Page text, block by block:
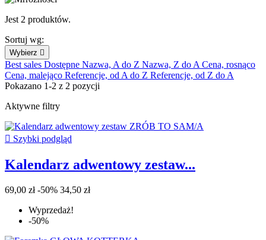
Jest 2 produktów.
Sortuj wg:
Wybierz 
Best sales Dostępne Nazwa, A do Z Nazwa, Z do ACena, rosnąco
Cena, malejąco Referencje, od A do Z Referencje, od Z do A
Pokazano 1-2 z 2 pozycji
Aktywne filtry
 Szybki podgląd
Kalendarz adwentowy zestaw...
69,00 zł -50% 34,50 zł
Wyprzedaż!
-50%